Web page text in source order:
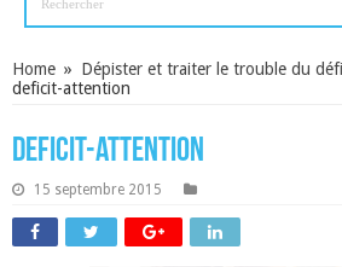
Home » Dépister et traiter le trouble du
deficit-attention
deficit-attention
15 septembre 2015